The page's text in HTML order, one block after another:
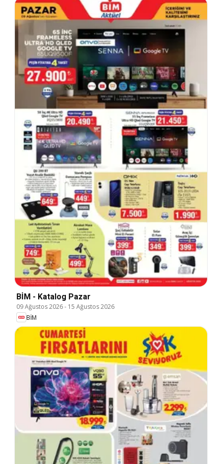
BİM - Katalog Pazar
09 Ağustos 2026- 15 Ağustos 2026
BİM